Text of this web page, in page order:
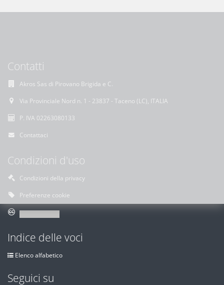
Contatti
Akros Sas di Pirovano Brigida e C.
Via Provinciale Nord n. 1 - 23837 - Taceno (LC), ITALIA
P. IVA 02263080133
Contattaci
Condizioni d'uso
Condizioni della privacy
Preferenze cookie
Indice delle voci
Elenco alfabetico
Seguici su